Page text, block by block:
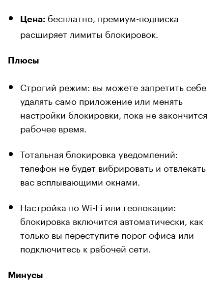
Цена: бесплатно, премиум-подписка
расширяет лимиты блокировок.
Плюсы
Строгий режим: вы можете запретить себе
удалять само приложение или менять
настройки блокировки, пока не закончится
рабочее время.
Тотальная блокировка уведомлений:
телефон не будет вибрировать и отвлекать
вас всплывающими окнами.
Настройка по Wi-Fi или геолокации:
блокировка включится автоматически, как
только вы переступите порог офиса или
подключитесь к рабочей сети.
Минусы